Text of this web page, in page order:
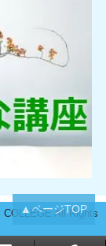
▲ページTOP
All Rights